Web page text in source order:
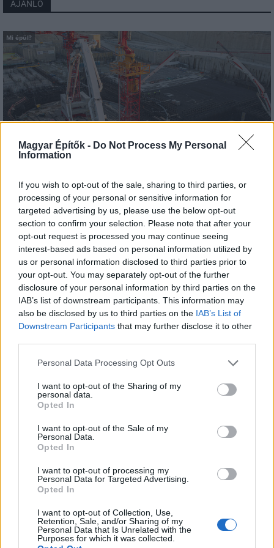
Magyar Építők - Do Not Process My Personal
Information
If you wish to opt-out of the sale, sharing to third parties, or
processing of your personal or sensitive information for
targeted advertising by us, please use the below opt-out
section to confirm your selection. Please note that after your
opt-out request is processed you may continue seeing
interest-based ads based on personal information utilized by
us or personal information disclosed to third parties prior to
your opt-out. You may separately opt-out of the further
disclosure of your personal information by third parties on the
IAB’s list of downstream participants. This information may
also be disclosed by us to third parties on the IAB’s List of
Downstream Participants that may further disclose it to other
Please note that this website/app uses one or more Google
not limited to your visit or usage behaviour. You may click to
grant or deny consent to Google and its third-party tags to
use your data for below specified purposes in below Google
consent section.
Personal Data Processing Opt Outs
I want to opt-out of the Sharing of my
personal data.
Opted In
I want to opt-out of the Sale of my
Personal Data.
Opted In
I want to opt-out of processing my
Personal Data for Targeted Advertising.
Opted In
I want to opt-out of Collection, Use,
Retention, Sale, and/or Sharing of my
Personal Data that Is Unrelated with the
Purposes for which it was collected.
AJÁNLÓ
Mi épül?
Paks II Paks paksi atomerőmű Paks II. Atomerőmű Zrt.
Paks II.: Mit jelent az 5. blokk új mérföldköve a
felülvizsgálat árnyékában?
Megkezdődött az 5. blokk reaktorépületének alaplemez-
kivitelezése, miközben a felülvizsgálat arra keresi a választ,
hogy a megváltozott gazdasági és geopolitikai környezetben
milyen feltételek mellett érdemes továbbvinni Magyarország
egyik legnagyobb beruházását.
Mi épül?
Colas Alterra Zrt. Üllő VGP Park Budapest Aerozone
logisztikai bázis út- és közműhálózatának fejlesztése
Komplex infrastruktúra-rendszert épített a Colas Alterra Zrt. a